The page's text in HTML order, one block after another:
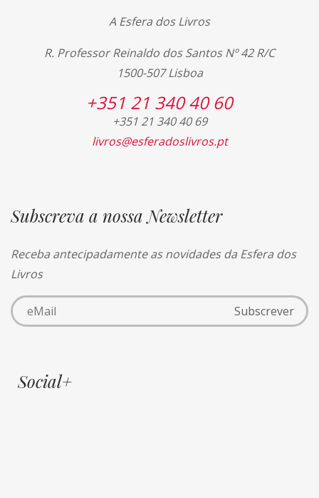
A Esfera dos Livros
R. Professor Reinaldo dos Santos Nº 42 R/C
1500-507 Lisboa
+351 21 340 40 60
+351 21 340 40 69
livros@esferadoslivros.pt
Subscreva a nossa Newsletter
Receba antecipadamente as novidades da Esfera dos
Livros
Social+